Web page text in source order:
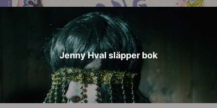
Jenny Hval släpper bok